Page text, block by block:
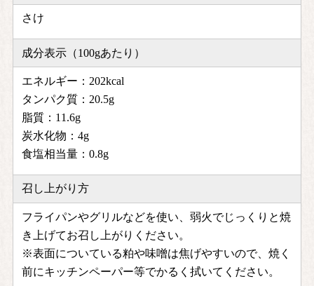
さけ
成分表示（100gあたり）
エネルギー：202kcal
タンパク質：20.5g
脂質：11.6g
炭水化物：4g
食塩相当量：0.8g
召し上がり方
フライパンやグリルなどを使い、弱火でじっくりと焼
き上げてお召し上がりください。
※表面についている粕や味噌は焦げやすいので、焼く
前にキッチンペーパー等でかるく拭いてください。